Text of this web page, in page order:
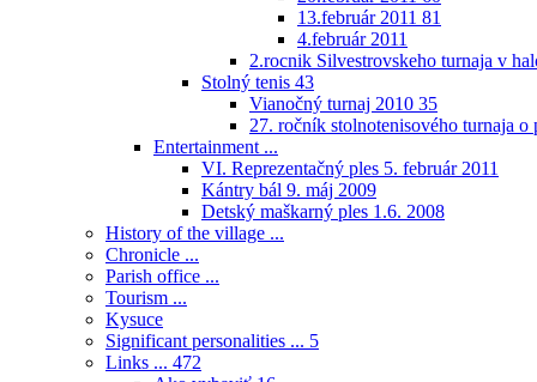
13.február 2011 81
4.február 2011
2.rocnik Silvestrovskeho turnaja v
Stolný tenis 43
Vianočný turnaj 2010 35
27. ročník stolnotenisového turnaja
Entertainment ...
VI. Reprezentačný ples 5. február 2011
Kántry bál 9. máj 2009
Detský maškarný ples 1.6. 2008
History of the village ...
Chronicle ...
Parish office ...
Tourism ...
Kysuce
Significant personalities ... 5
Links ... 472